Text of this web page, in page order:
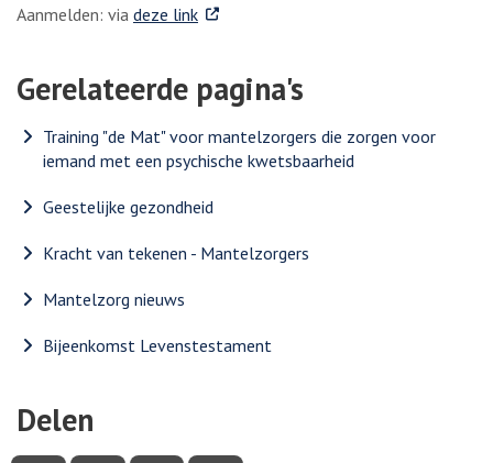
Aanmelden: via deze link. Externe link
Gerelateerde pagina's
Training "de Mat" voor mantelzorgers die zorgen voor
iemand met een psychische kwetsbaarheid
Geestelijke gezondheid
Kracht van tekenen - Mantelzorgers
Mantelzorg nieuws
Bijeenkomst Levenstestament
Delen